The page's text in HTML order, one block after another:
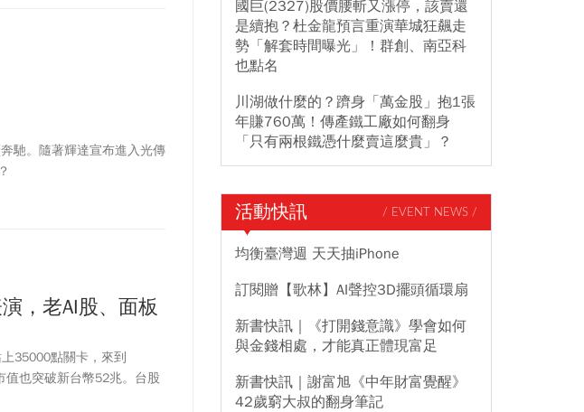
馳。隨著輝達宣布進入光傳
，老AI股、面板
35000點關卡，來到
也突破新台幣52兆。台股
收。而鴻海股價也強勢補
國巨(2327)股價腰斬又漲停，該賣還
是續抱？杜金龍預言重演華城狂飆走
勢「解套時間曝光」！群創、南亞科
也點名
川湖做什麼的？躋身「萬金股」抱1張
年賺760萬！傳產鐵工廠如何翻身
「只有兩根鐵憑什麼賣這麼貴」？
活動快訊 / EVENT NEWS /
均衡臺灣週 天天抽iPhone
訂閱贈【歌林】AI聲控3D擺頭循環扇
新書快訊｜《打開錢意識》學會如何
與金錢相處，才能真正體現富足
新書快訊｜謝富旭《中年財富覺醒》
42歲窮大叔的翻身筆記